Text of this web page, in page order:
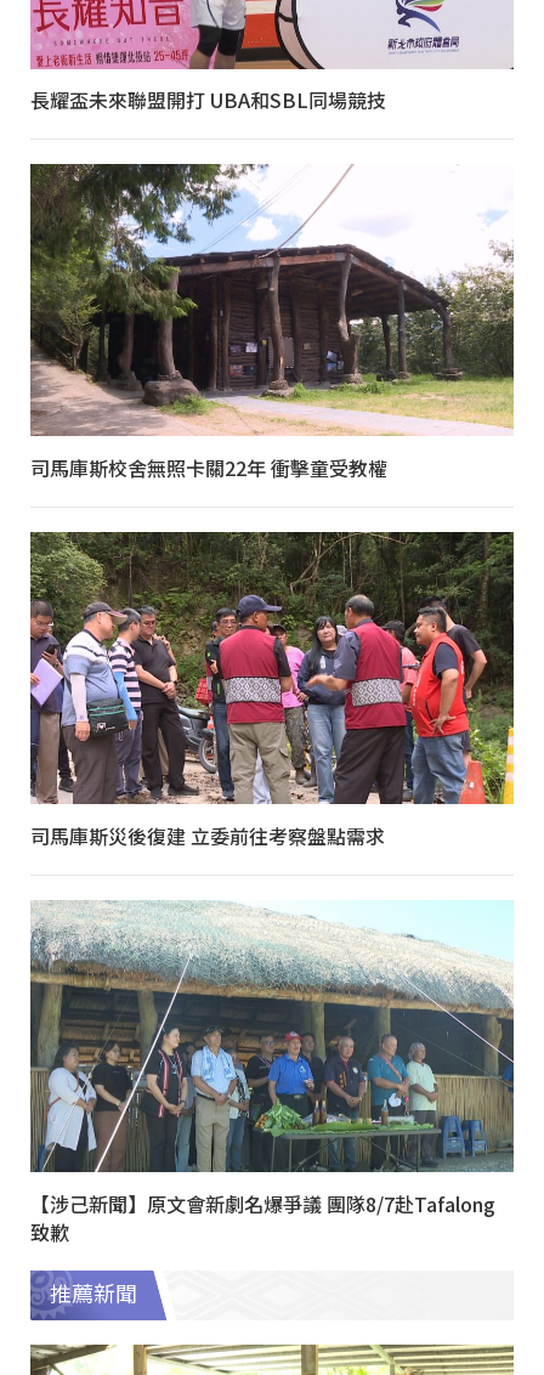
長耀盃未來聯盟開打 UBA和SBL同場競技
司馬庫斯校舍無照卡關22年 衝擊童受教權
司馬庫斯災後復建 立委前往考察盤點需求
【涉己新聞】原文會新劇名爆爭議 團隊8/7赴Tafalong
致歉
推薦新聞